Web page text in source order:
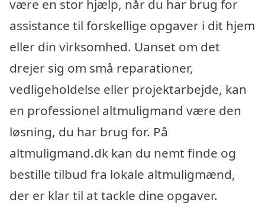
være en stor hjælp, når du har brug for
assistance til forskellige opgaver i dit hjem
eller din virksomhed. Uanset om det
drejer sig om små reparationer,
vedligeholdelse eller projektarbejde, kan
en professionel altmuligmand være den
løsning, du har brug for. På
altmuligmand.dk kan du nemt finde og
bestille tilbud fra lokale altmuligmænd,
der er klar til at tackle dine opgaver.